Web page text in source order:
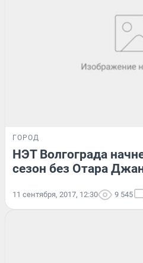
ГОРОД
НЭТ Волгограда
сезон без Отара
11 сентября, 2017, 12:30 9 545